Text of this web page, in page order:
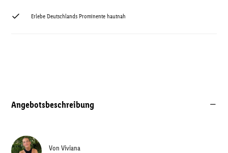
Erlebe Deutschlands Prominente hautnah
Angebotsbeschreibung
Von Viviana